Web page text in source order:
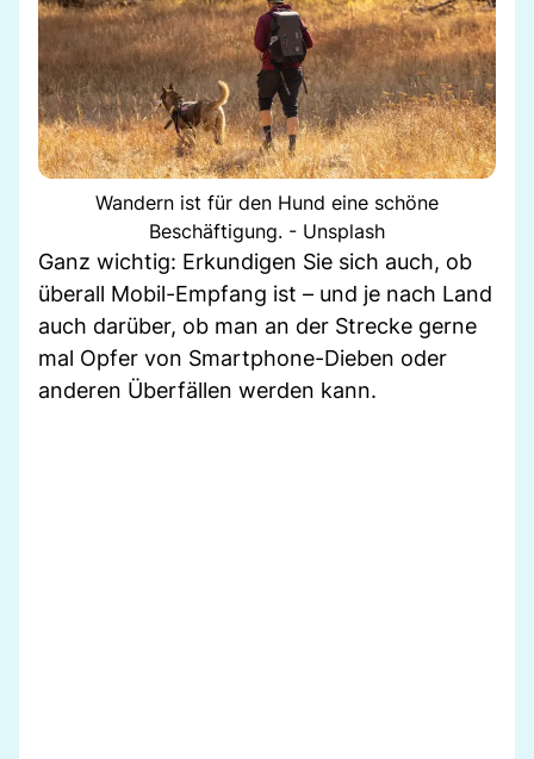
Wandern ist für den Hund eine schöne
Beschäftigung. - Unsplash
Ganz wichtig: Erkundigen Sie sich auch, ob
überall Mobil-Empfang ist – und je nach Land
auch darüber, ob man an der Strecke gerne
mal Opfer von Smartphone-Dieben oder
anderen Überfällen werden kann.